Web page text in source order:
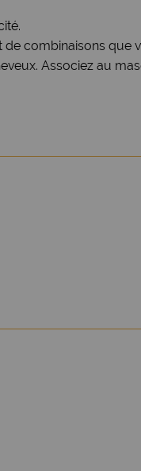
combinaisons que
Associez au